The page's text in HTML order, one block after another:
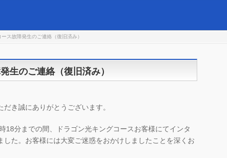
ス故障発生のご連絡（復旧済み）
生のご連絡（復旧済み）
き誠にありがとうございます。
18分までの間、ドラゴン光キングコースお客様にてインタ
た。お客様には大変ご迷惑をおかけしましたことを深くお